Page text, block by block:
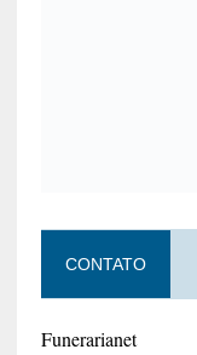
CONTATO
Funerarianet